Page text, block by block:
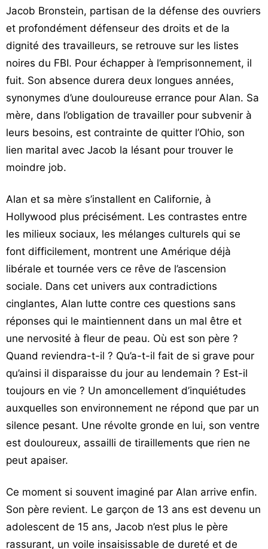
Jacob Bronstein, partisan de la défense des ouvriers
et profondément défenseur des droits et de la
dignité des travailleurs, se retrouve sur les listes
noires du FBI. Pour échapper à l’emprisonnement, il
fuit. Son absence durera deux longues années,
synonymes d’une douloureuse errance pour Alan. Sa
mère, dans l’obligation de travailler pour subvenir à
leurs besoins, est contrainte de quitter l’Ohio, son
lien marital avec Jacob la lésant pour trouver le
moindre job.
Alan et sa mère s’installent en Californie, à
Hollywood plus précisément. Les contrastes entre
les milieux sociaux, les mélanges culturels qui se
font difficilement, montrent une Amérique déjà
libérale et tournée vers ce rêve de l’ascension
sociale. Dans cet univers aux contradictions
cinglantes, Alan lutte contre ces questions sans
réponses qui le maintiennent dans un mal être et
une nervosité à fleur de peau. Où est son père ?
Quand reviendra-t-il ? Qu’a-t-il fait de si grave pour
qu’ainsi il disparaisse du jour au lendemain ? Est-il
toujours en vie ? Un amoncellement d’inquiétudes
auxquelles son environnement ne répond que par un
silence pesant. Une révolte gronde en lui, son ventre
est douloureux, assailli de tiraillements que rien ne
peut apaiser.
Ce moment si souvent imaginé par Alan arrive enfin.
Son père revient. Le garçon de 13 ans est devenu un
adolescent de 15 ans, Jacob n’est plus le père
rassurant, un voile insaisissable de dureté et de